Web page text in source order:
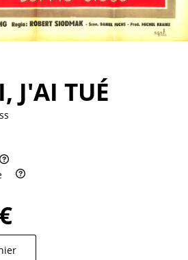
J'AI TUÉ